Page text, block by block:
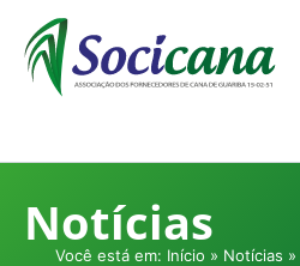
Notícias
Você está em: Início » Notícias »